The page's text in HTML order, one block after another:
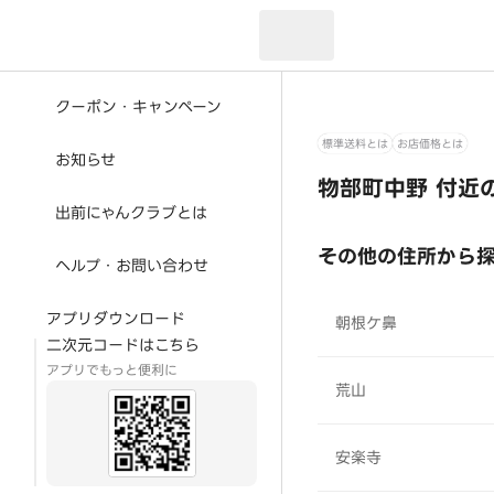
クーポン・キャンペーン
お知らせ
出前にゃんクラブとは
ヘルプ・お問い合わせ
アプリダウンロード
二次元コードはこちら
アプリでもっと便利に
標準送料とは お店価格とは
物部町中野 付近
その他の住所から
朝根ケ鼻
荒山
安楽寺